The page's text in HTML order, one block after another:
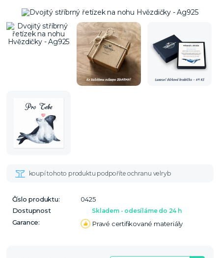
Číslo produktu:
0425
Dostupnost
Skladem - odesíláme do 24 h
Garance: Pravé certifikované materiály